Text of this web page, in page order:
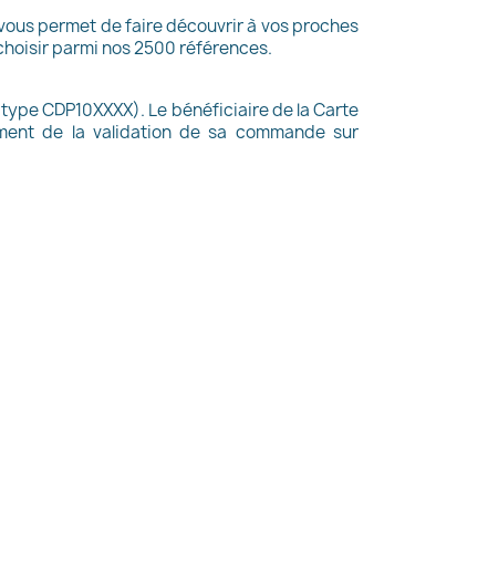
permet de faire découvrir à vos proches
parmi nos 2500 références.
CDP10XXXX). Le bénéficiaire de la Carte
de la validation de sa commande sur